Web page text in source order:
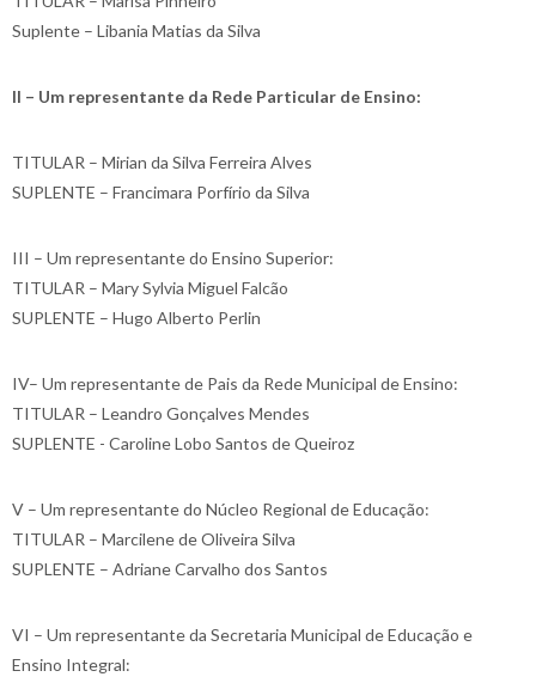
Suplente – Libania Matias da Silva
II – Um representante da Rede Particular de Ensino:
TITULAR – Mirian da Silva Ferreira Alves
SUPLENTE – Francimara Porfírio da Silva
III – Um representante do Ensino Superior:
TITULAR – Mary Sylvia Miguel Falcão
SUPLENTE – Hugo Alberto Perlin
IV– Um representante de Pais da Rede Municipal de Ensino:
TITULAR – Leandro Gonçalves Mendes
SUPLENTE - Caroline Lobo Santos de Queiroz
V – Um representante do Núcleo Regional de Educação:
TITULAR – Marcilene de Oliveira Silva
SUPLENTE – Adriane Carvalho dos Santos
VI – Um representante da Secretaria Municipal de Educação e
Ensino Integral: